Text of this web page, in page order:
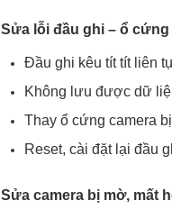
Sửa lỗi đầu ghi – ổ cứng
Đầu ghi kêu tít tít liên
Không lưu được dữ
Thay ổ cứng camera
Reset, cài đặt lại đầu
Sửa camera bị mờ, mất